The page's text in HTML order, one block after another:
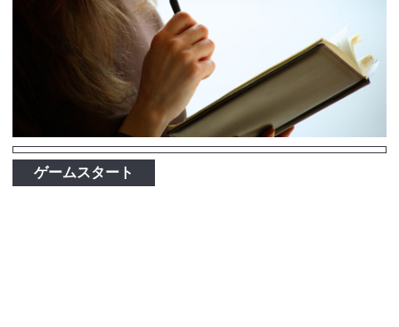
ゲームスタート